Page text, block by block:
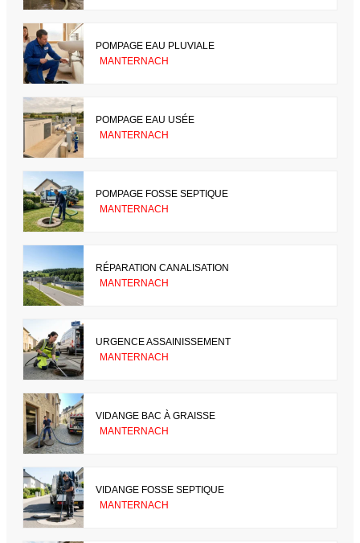
POMPAGE EAU PLUVIALE
MANTERNACH
POMPAGE EAU USÉE
MANTERNACH
POMPAGE FOSSE SEPTIQUE
MANTERNACH
RÉPARATION CANALISATION
MANTERNACH
URGENCE ASSAINISSEMENT
MANTERNACH
VIDANGE BAC À GRAISSE
MANTERNACH
VIDANGE FOSSE SEPTIQUE
MANTERNACH